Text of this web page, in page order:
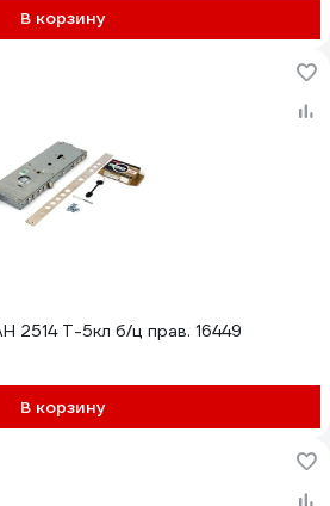
В корзину
2514 Т-5кл б/ц прав. 16449
В корзину